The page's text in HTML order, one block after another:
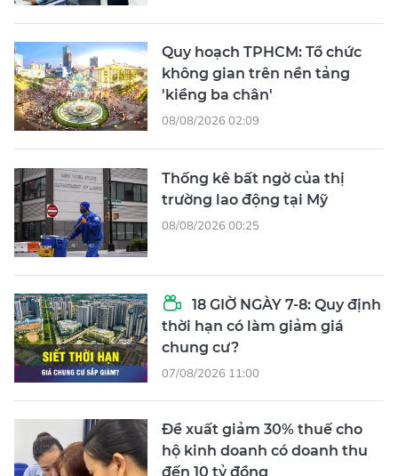
Quy hoạch TPHCM: Tổ chức
không gian trên nền tảng
'kiềng ba chân'
08/08/2026 02:09
Thống kê bất ngờ của thị
trường lao động tại Mỹ
08/08/2026 00:25
18 GIỜ NGÀY 7-8: Quy định
thời hạn có làm giảm giá
chung cư?
07/08/2026 11:00
Đề xuất giảm 30% thuế cho
hộ kinh doanh có doanh thu
đến 10 tỷ đồng